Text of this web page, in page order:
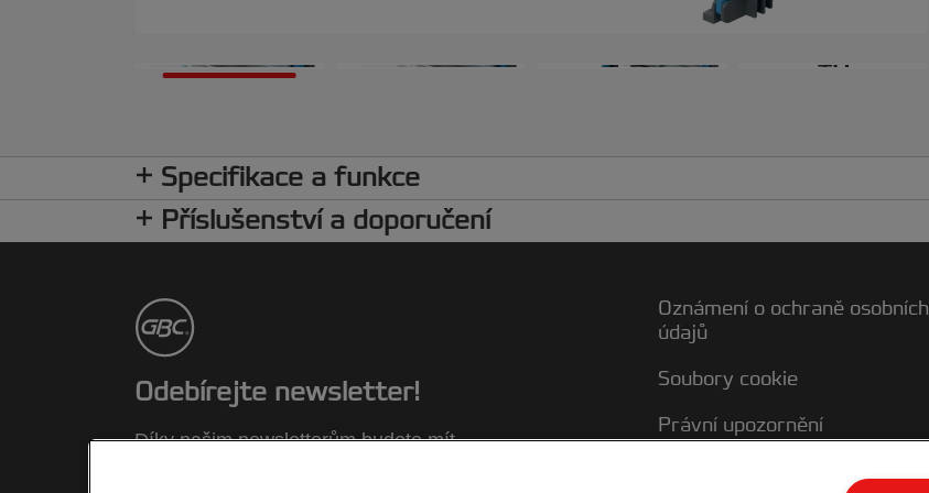
+6
Specifikace a funkce
Příslušenství a doporučení
Odebírejte newsletter!
Díky našim newsletterům budete mít
Oznámení o ochraně osobních
údajů
Soubory cookie
Právní upozornění